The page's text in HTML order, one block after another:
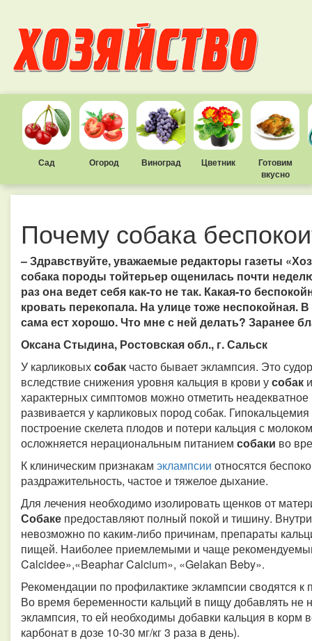
Сад Огород Виноград Цветник
Готовим
вкусно
Почему собака
– Здравствуйте, уважаемые редакторы газеты
собака породы тойтерьер ощенилась почти
раз она ведет себя как-то не так. Какая-то
кровать перекопала. На улице тоже неспокойная.
сама ест хорошо. Что мне с ней делать? Заранее
Оксана Стыдина, Ростовская обл., г. Сальск
У карликовыхсобак часто бывает эклампсия. Это
вследствие снижения уровня кальция в крови усобак
характерных симптомов можно отметить
развивается у карликовых пород собак.
построение скелета плодов и потери кальция с
осложняется нерациональным питанием собаки во
К клиническим признакам эклампсии относятся
раздражительность, частое и тяжелое дыхание.
Для лечения необходимо изолировать щенков от
Собаке предоставляют полный покой и тишину.
невозможно по каким-либо причинам, препараты
пищей. Наиболее приемлемыми и чаще
Calcidee»,«Beaphar Calcium», «Gelakan Beby».
Рекомендации по профилактике эклампсии сводятся
Во время беременности кальций в пищу добавлять не
эклампсия, то ей необходимы добавки кальция в корм
карбонат в дозе 10-30 мг/кг 3 раза в день).